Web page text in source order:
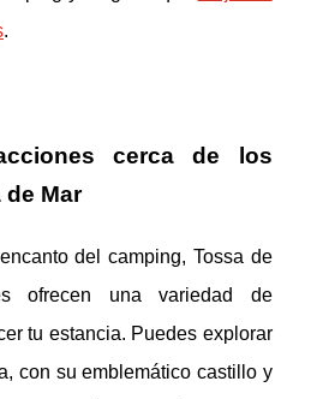
.
cerca de los
Mar
del camping, Tossa de
ofrecen una variedad de
tu estancia. Puedes explorar
con su emblemático castillo y